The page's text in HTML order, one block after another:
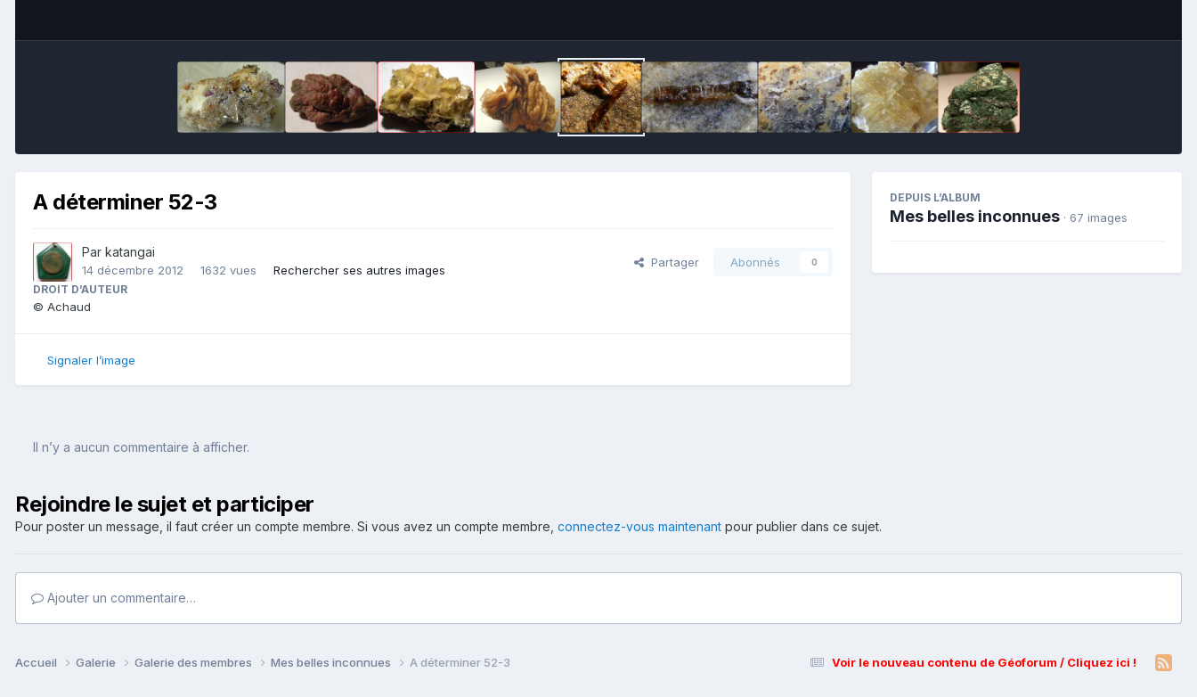
A déterminer 52-3
Par katangai
14 décembre 2012 1632 vues Rechercher ses autres images
Partager Abonnés 0
DROIT D’AUTEUR
© Achaud
Signaler l’image
DEPUIS L’ALBUM
Mes belles inconnues · 67 images
Il n’y a aucun commentaire à afficher.
Rejoindre le sujet et participer
Pour poster un message, il faut créer un compte membre. Si vous avez un compte membre, connectez-vous maintenant pour publier dans ce sujet.
Ajouter un commentaire…
Voir le nouveau contenu de Géoforum / Cliquez ici !
Accueil Galerie Galerie des membres Mes belles inconnues A déterminer 52-3